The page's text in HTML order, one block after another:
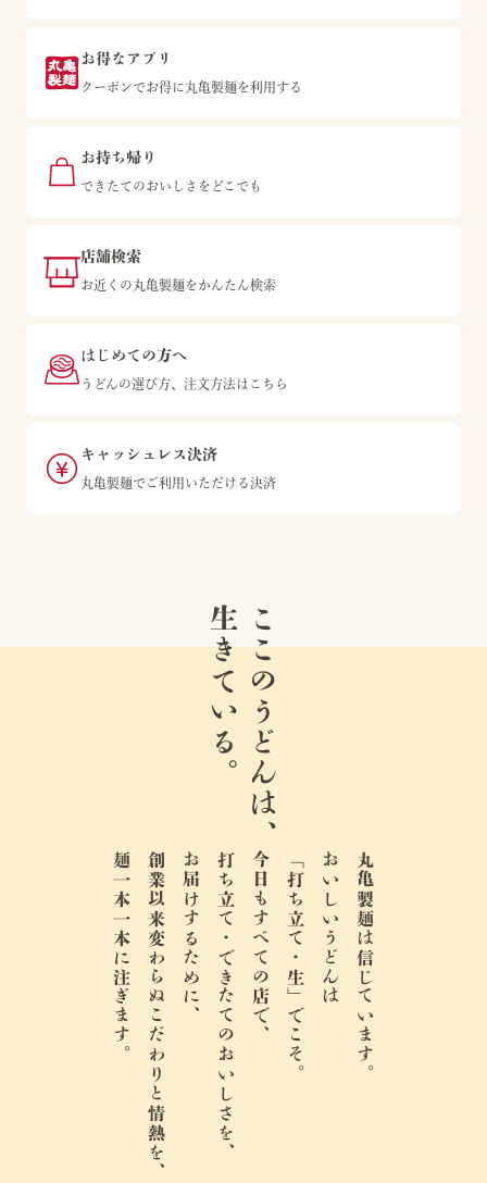
お得なアプリ
クーポンでお得に丸亀製麺を利用する
お持ち帰り
できたてのおいしさをどこでも
店舗検索
お近くの丸亀製麺をかんたん検索
はじめての方へ
うどんの選び方、注文方法はこちら
キャッシュレス決済
丸亀製麺でご利用いただける決済
ここのうどんは、
生きている。
丸亀製麺は信じています。
おいしいうどんは
「打ち立て・生」でこそ。
今日もすべての店で、
打ち立て・できたてのおいしさを、
お届けするために、
創業以来変わらぬこだわりと情熱を、
麺一本一本に注ぎます。